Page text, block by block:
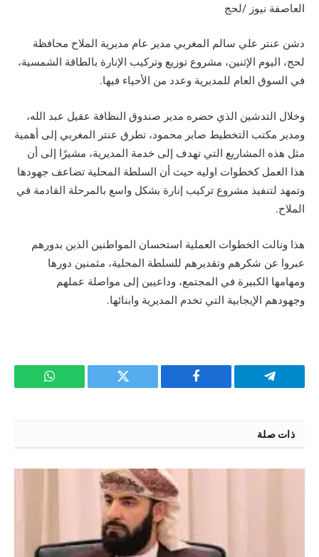
العاصفة نيوز /لحج
دشن عنتر علي سالم المغربي مدير عام مديرية الملاح محافظة
لحج، اليوم الإثنين، مشروع توزيع وتركيب الإنارة بالطاقة الشمسية،
في السوق العام للمديرية وعدد من الأحياء فيها.
وخلال التدشين الذي حضره مدير صندوق النظافة عقيل عبد الله،
ومدير مكتب التخطيط صابر محمود، تطرق عنتر المغربي إلى أهمية
مثل هذه المشاريع التي تهدف إلى خدمة المديرية، مشيرًا إلى أن
هذا العمل كخطوات اوليه حيث أن السلطة المحلية تضاعف جهودها
وتمهد لتنفيذ مشروع تركيب إنارة بشكل واسع بالمرحلة القادمة في
الملاح.
هذا ونالت الخطوات العملية استحسان المواطنين الذين بدورهم
عبروا عن شكرهم وتقديرهم للسلطة المحلية، مثمنين دورها
ومهامها الكبيرة في المجتمع، وداعيين إلى مواصلة عملهم
وجهودهم الإيجابية التي تخدم المديرية وابنائها.
تيلقرام فيسبوك تويتر واتساب
ذات صلة